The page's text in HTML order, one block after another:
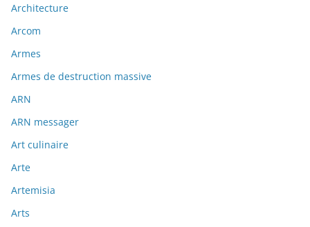
Architecture
Arcom
Armes
Armes de destruction massive
ARN
ARN messager
Art culinaire
Arte
Artemisia
Arts